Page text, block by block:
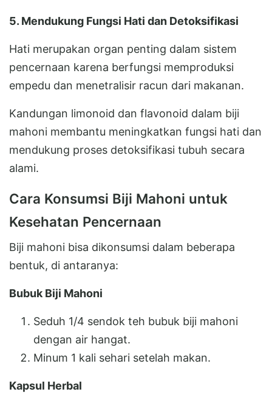
5. Mendukung Fungsi Hati dan Detoksifikasi
Hati merupakan organ penting dalam sistem
pencernaan karena berfungsi memproduksi
empedu dan menetralisir racun dari makanan.
Kandungan limonoid dan flavonoid dalam biji
mahoni membantu meningkatkan fungsi hati dan
mendukung proses detoksifikasi tubuh secara
alami.
Cara Konsumsi Biji Mahoni untuk
Kesehatan Pencernaan
Biji mahoni bisa dikonsumsi dalam beberapa
bentuk, di antaranya:
Bubuk Biji Mahoni
Seduh 1/4 sendok teh bubuk biji mahoni
dengan air hangat.
Minum 1 kali sehari setelah makan.
Kapsul Herbal